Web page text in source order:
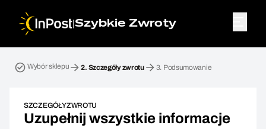
|Szybkie Zwroty
Wybór sklepu 2. Szczegóły zwrotu 3. Podsumowanie
SZCZEGÓŁY ZWROTU
Uzupełnij wszystkie informacje